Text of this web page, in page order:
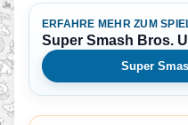
ERFAHRE MEHR ZUM
Super Smash Bros.
Super